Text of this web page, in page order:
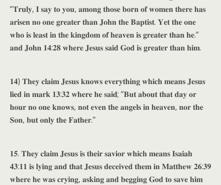
“𝐓𝐫𝐮𝐥𝐲, 𝐈 𝐬𝐚𝐲 𝐭𝐨 𝐲𝐨𝐮, 𝐚𝐦𝐨𝐧𝐠 𝐭𝐡𝐨𝐬𝐞 𝐛𝐨𝐫𝐧 𝐨𝐟 𝐰𝐨𝐦𝐞𝐧 𝐭𝐡𝐞𝐫𝐞 𝐡𝐚𝐬
𝐚𝐫𝐢𝐬𝐞𝐧 𝐧𝐨 𝐨𝐧𝐞 𝐠𝐫𝐞𝐚𝐭𝐞𝐫 𝐭𝐡𝐚𝐧 𝐉𝐨𝐡𝐧 𝐭𝐡𝐞 𝐁𝐚𝐩𝐭𝐢𝐬𝐭. 𝐘𝐞𝐭 𝐭𝐡𝐞 𝐨𝐧𝐞
𝐰𝐡𝐨 𝐢𝐬 𝐥𝐞𝐚𝐬𝐭 𝐢𝐧 𝐭𝐡𝐞 𝐤𝐢𝐧𝐠𝐝𝐨𝐦 𝐨𝐟 𝐡𝐞𝐚𝐯𝐞𝐧 𝐢𝐬 𝐠𝐫𝐞𝐚𝐭𝐞𝐫 𝐭𝐡𝐚𝐧 𝐡𝐞.”
𝐚𝐧𝐝 𝐉𝐨𝐡𝐧 𝟏𝟒:𝟐𝟖 𝐰𝐡𝐞𝐫𝐞 𝐉𝐞𝐬𝐮𝐬 𝐬𝐚𝐢𝐝 𝐆𝐨𝐝 𝐢𝐬 𝐠𝐫𝐞𝐚𝐭𝐞𝐫 𝐭𝐡𝐚𝐧 𝐡𝐢𝐦.
𝟏𝟒) 𝐓𝐡𝐞𝐲 𝐜𝐥𝐚𝐢𝐦 𝐉𝐞𝐬𝐮𝐬 𝐤𝐧𝐨𝐰𝐬 𝐞𝐯𝐞𝐫𝐲𝐭𝐡𝐢𝐧𝐠 𝐰𝐡𝐢𝐜𝐡 𝐦𝐞𝐚𝐧𝐬 𝐉𝐞𝐬𝐮𝐬
𝐥𝐢𝐞𝐝 𝐢𝐧 𝐦𝐚𝐫𝐤 𝟏𝟑:𝟑𝟐 𝐰𝐡𝐞𝐫𝐞 𝐡𝐞 𝐬𝐚𝐢𝐝; “𝐁𝐮𝐭 𝐚𝐛𝐨𝐮𝐭 𝐭𝐡𝐚𝐭 𝐝𝐚𝐲 𝐨𝐫
𝐡𝐨𝐮𝐫 𝐧𝐨 𝐨𝐧𝐞 𝐤𝐧𝐨𝐰𝐬, 𝐧𝐨𝐭 𝐞𝐯𝐞𝐧 𝐭𝐡𝐞 𝐚𝐧𝐠𝐞𝐥𝐬 𝐢𝐧 𝐡𝐞𝐚𝐯𝐞𝐧, 𝐧𝐨𝐫 𝐭𝐡𝐞
𝐒𝐨𝐧, 𝐛𝐮𝐭 𝐨𝐧𝐥𝐲 𝐭𝐡𝐞 𝐅𝐚𝐭𝐡𝐞𝐫.”
𝟏𝟓. 𝐓𝐡𝐞𝐲 𝐜𝐥𝐚𝐢𝐦 𝐉𝐞𝐬𝐮𝐬 𝐢𝐬 𝐭𝐡𝐞𝐢𝐫 𝐬𝐚𝐯𝐢𝐨𝐫 𝐰𝐡𝐢𝐜𝐡 𝐦𝐞𝐚𝐧𝐬 𝐈𝐬𝐚𝐢𝐚𝐡
𝟒𝟑:𝟏𝟏 𝐢𝐬 𝐥𝐲𝐢𝐧𝐠 𝐚𝐧𝐝 𝐭𝐡𝐚𝐭 𝐉𝐞𝐬𝐮𝐬 𝐝𝐞𝐜𝐞𝐢𝐯𝐞𝐝 𝐭𝐡𝐞𝐦 𝐢𝐧 𝐌𝐚𝐭𝐭𝐡𝐞𝐰 𝟐𝟔:𝟑𝟗
𝐰𝐡𝐞𝐫𝐞 𝐡𝐞 𝐰𝐚𝐬 𝐜𝐫𝐲𝐢𝐧𝐠, 𝐚𝐬𝐤𝐢𝐧𝐠 𝐚𝐧𝐝 𝐛𝐞𝐠𝐠𝐢𝐧𝐠 𝐆𝐨𝐝 𝐭𝐨 𝐬𝐚𝐯𝐞 𝐡𝐢𝐦